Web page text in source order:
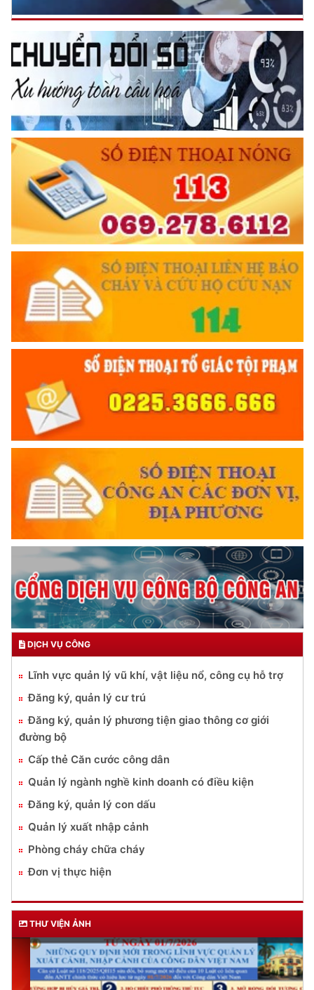
DỊCH VỤ CÔNG
Lĩnh vực quản lý vũ khí, vật liệu nổ, công cụ hỗ trợ
Đăng ký, quản lý cư trú
Đăng ký, quản lý phương tiện giao thông cơ giới
đường bộ
Cấp thẻ Căn cước công dân
Quản lý ngành nghề kinh doanh có điều kiện
Đăng ký, quản lý con dấu
Quản lý xuất nhập cảnh
Phòng cháy chữa cháy
Đơn vị thực hiện
THƯ VIỆN ẢNH